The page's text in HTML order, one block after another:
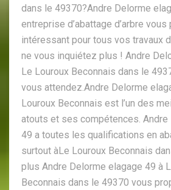
dans le 49370?Andre Delorme
entreprise d’abattage d’arbre
intéressant pour tous vos travaux
ne vous inquiétez plus ! Andre
Le Louroux Beconnais dans le
vous attendez.Andre Delorme
Louroux Beconnais est l’un des
atouts et ses compétences. Andre
49 a toutes les qualifications en
surtout àLe Louroux Beconnais
plus Andre Delorme elagage 49 à
Beconnais dans le 49370 vous